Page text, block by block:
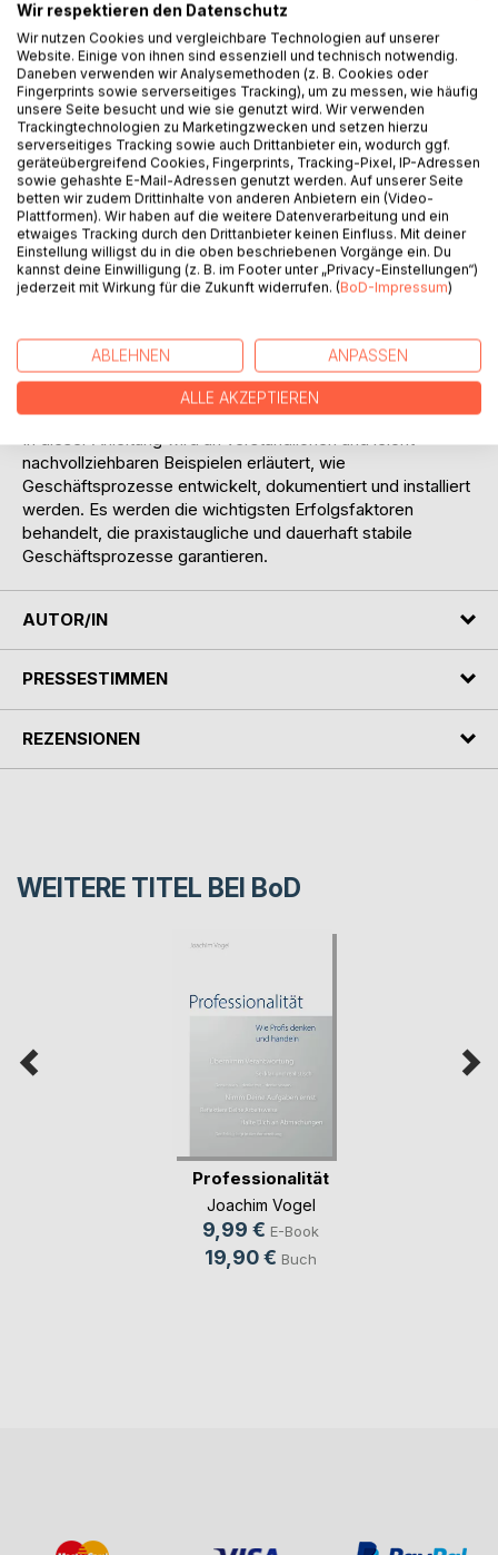
Auf die Merkliste
Titel bewerten
BESCHREIBUNG
Geschäftsprozesse beschreiben,
was in welcher Reihenfolge von wem wie gemacht werden
welche Dokumente dabei Verwendung finden. Sie führen
so zuverlässig zu einem definierten Arbeitsergebnis, das
innerhalb einer vorhersagbaren Zeitspanne erreicht wird.
nachvollziehbaren Beispielen erläutert, wie
Geschäftsprozesse entwickelt, dokumentiert und installiert
werden. Es werden die wichtigsten Erfolgsfaktoren
behandelt, die praxistaugliche und dauerhaft stabile
Geschäftsprozesse garantieren.
AUTOR/IN
PRESSESTIMMEN
REZENSIONEN
WEITERE TITEL BEI BoD
Professionalität
Joachim Vogel
9,99 € E-Book
19,90 € Buch
Wir respektieren den Datenschutz
Wir nutzen Cookies und vergleichbare Technologien auf unserer
Website. Einige von ihnen sind essenziell und technisch notwendig.
Daneben verwenden wir Analysemethoden (z. B. Cookies oder
Fingerprints sowie serverseitiges Tracking), um zu messen, wie häufig
unsere Seite besucht und wie sie genutzt wird. Wir verwenden
Trackingtechnologien zu Marketingzwecken und setzen hierzu
serverseitiges Tracking sowie auch Drittanbieter ein, wodurch ggf.
geräteübergreifend Cookies, Fingerprints, Tracking-Pixel, IP-Adressen
sowie gehashte E-Mail-Adressen genutzt werden. Auf unserer Seite
betten wir zudem Drittinhalte von anderen Anbietern ein (Video-
Plattformen). Wir haben auf die weitere Datenverarbeitung und ein
etwaiges Tracking durch den Drittanbieter keinen Einfluss. Mit deiner
Einstellung willigst du in die oben beschriebenen Vorgänge ein. Du
kannst deine Einwilligung (z. B. im Footer unter „Privacy-Einstellungen“)
jederzeit mit Wirkung für die Zukunft widerrufen. (BoD-Impressum)
ABLEHNEN ANPASSEN
ALLE AKZEPTIEREN